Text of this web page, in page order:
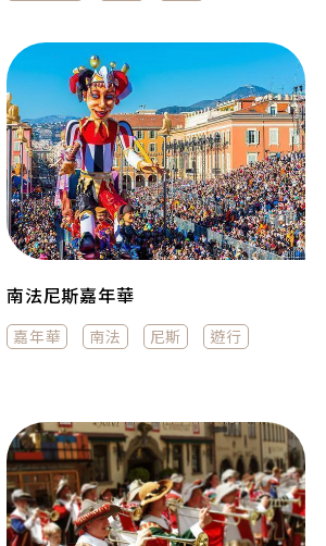
南法尼斯嘉年華
嘉年華 南法 尼斯 遊行